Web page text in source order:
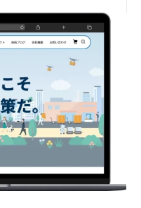
教育用ロボットキットの制
ウェア様のコーポレート
るよう、洗練されたモダン
のパーツや仕様を自由に
カスタマイズカート」の実
をスムーズに処理できる
はの購入体験を実現いたし